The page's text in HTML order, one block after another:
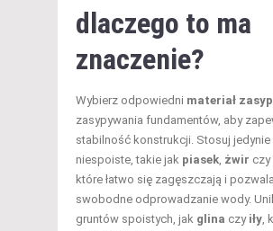
dlaczego to ma
znaczenie?
Wybierz odpowiedni materiał
zasypywania fundamentów, aby
stabilność konstrukcji. Stosuj jedynie
niespoiste, takie jak piasek żwir czy
które łatwo się zagęszczają i
swobodne odprowadzanie wody.
gruntów spoistych, jak glina czy iły ,